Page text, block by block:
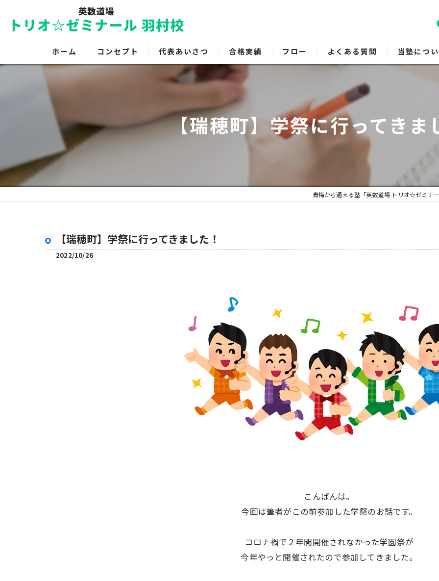
ホーム コンセプト 代表あいさつ 合格実績 フロー よくある質問 当塾につ
福生の塾
受験対策
【瑞穂町】学祭に行ってきま
青梅から通える塾「英数道場 トリオ☆ゼミナー
【瑞穂町】学祭に行ってきました！
2022/10/26
こんばんは。
今回は筆者がこの前参加した学祭のお話です。
コロナ禍で２年間開催されなかった学園祭が
今年やっと開催されたので参加してきました。